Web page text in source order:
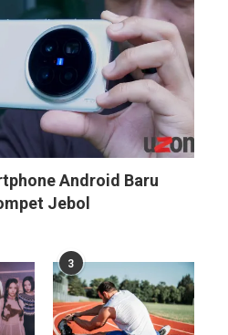
Android Baru
Jebol
3